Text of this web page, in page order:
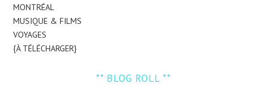
MONTRÉAL
MUSIQUE & FILMS
VOYAGES
{À TÉLÉCHARGER}
** BLOG ROLL **